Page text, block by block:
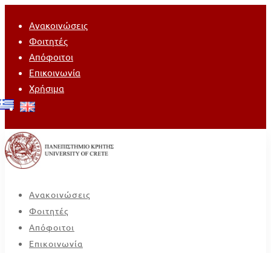
Ανακοινώσεις
Φοιτητές
Απόφοιτοι
Επικοινωνία
Χρήσιμα
Ανακοινώσεις
Φοιτητές
Απόφοιτοι
Επικοινωνία